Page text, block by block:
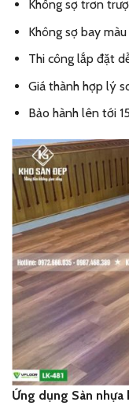
Không sợ trơn
Không sợ bay
Thi công lắp đặt
Giá thành hợp lý
Bảo hành lên tới
Ứng dụng Sàn nhựa